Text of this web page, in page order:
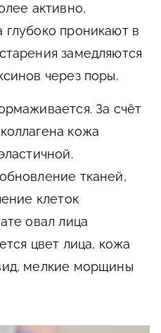
активно,
глубоко проникают в
замедляются
через поры.
За счёт
кожа
тканей,
клеток
овал лица
цвет лица, кожа
мелкие морщины